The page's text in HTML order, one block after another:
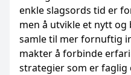
enkle slagsords tid er
men å utvikle et nytt og
samle til mer fornuftig
makter å forbinde
strategier som er faglig